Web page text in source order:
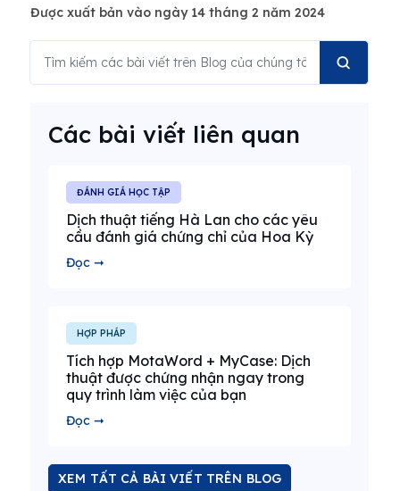
Được xuất bản vào ngày 14 tháng 2 năm 2024
Các bài viết liên quan
ĐÁNH GIÁ HỌC TẬP
Dịch thuật tiếng Hà Lan cho các yêu
cầu đánh giá chứng chỉ của Hoa Kỳ
Đọc ➞
HỢP PHÁP
Tích hợp MotaWord + MyCase: Dịch
thuật được chứng nhận ngay trong
quy trình làm việc của bạn
Đọc ➞
XEM TẤT CẢ BÀI VIẾT TRÊN BLOG